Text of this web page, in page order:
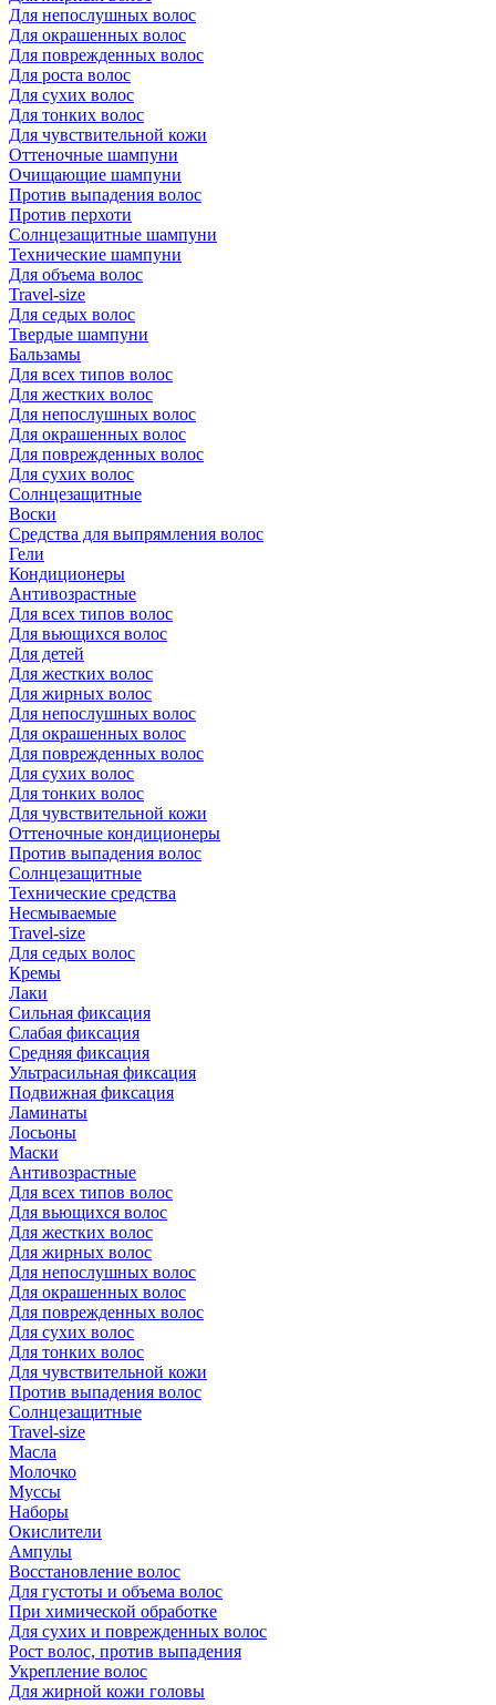
Для непослушных волос
Для окрашенных волос
Для поврежденных волос
Для роста волос
Для сухих волос
Для тонких волос
Для чувствительной кожи
Оттеночные шампуни
Очищающие шампуни
Против выпадения волос
Против перхоти
Солнцезащитные шампуни
Технические шампуни
Для объема волос
Travel-size
Для седых волос
Твердые шампуни
Бальзамы
Для всех типов волос
Для жестких волос
Для непослушных волос
Для окрашенных волос
Для поврежденных волос
Для сухих волос
Солнцезащитные
Воски
Средства для выпрямления волос
Гели
Кондиционеры
Антивозрастные
Для всех типов волос
Для вьющихся волос
Для детей
Для жестких волос
Для жирных волос
Для непослушных волос
Для окрашенных волос
Для поврежденных волос
Для сухих волос
Для тонких волос
Для чувствительной кожи
Оттеночные кондиционеры
Против выпадения волос
Солнцезащитные
Технические средства
Несмываемые
Travel-size
Для седых волос
Кремы
Лаки
Сильная фиксация
Слабая фиксация
Средняя фиксация
Ультрасильная фиксация
Подвижная фиксация
Ламинаты
Лосьоны
Маски
Антивозрастные
Для всех типов волос
Для вьющихся волос
Для жестких волос
Для жирных волос
Для непослушных волос
Для окрашенных волос
Для поврежденных волос
Для сухих волос
Для тонких волос
Для чувствительной кожи
Против выпадения волос
Солнцезащитные
Travel-size
Масла
Молочко
Муссы
Наборы
Окислители
Ампулы
Восстановление волос
Для густоты и объема волос
При химической обработке
Для сухих и поврежденных волос
Рост волос, против выпадения
Укрепление волос
Для жирной кожи головы